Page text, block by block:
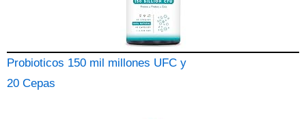
Probioticos 150 mil millones UFC y
20 Cepas